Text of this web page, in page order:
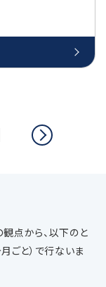
次
へ
点から、以下のと
ごと）で行ないま